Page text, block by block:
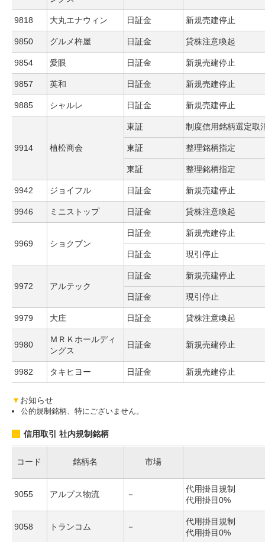
9818 大丸エナウィン 日証金 新規売建停止
9850 グルメ杵屋 日証金 貸株注意喚起
9854 愛眼 日証金 新規売建停止
9857 英和 日証金 新規売建停止
9885 シャルレ 日証金 新規売建停止
9914 植松商会
東証 制度信用銘柄選定取
東証 整理銘柄指定
東証 整理銘柄指定
9942 ジョイフル 日証金 新規売建停止
9946 ミニストップ 日証金 貸株注意喚起
9969 ショクブン
日証金 新規売建停止
日証金 現引停止
9972 アルテック
日証金 新規売建停止
日証金 現引停止
9979 大庄 日証金 貸株注意喚起
9980
ＭＲＫホールディ
ングス
日証金 新規売建停止
9982 タキヒヨー 日証金 新規売建停止
▼ お知らせ
公的規制銘柄、特にございません。
信用取引 社内規制銘柄
コード 銘柄名 市場
9055 アルプス物流 －
代用掛目規制
代用掛目0%
9058 トランコム －
代用掛目規制
代用掛目0%